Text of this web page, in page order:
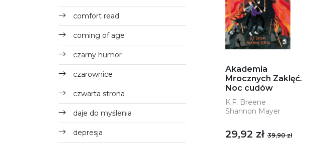
comfort read
coming of age
czarny humor
czarownice
czwarta strona
daje do myślenia
depresja
Akademia
Mrocznych Zaklęć.
Noc cudów
K.F. Breene
Shannon Mayer
29,92 zł39,90 zł